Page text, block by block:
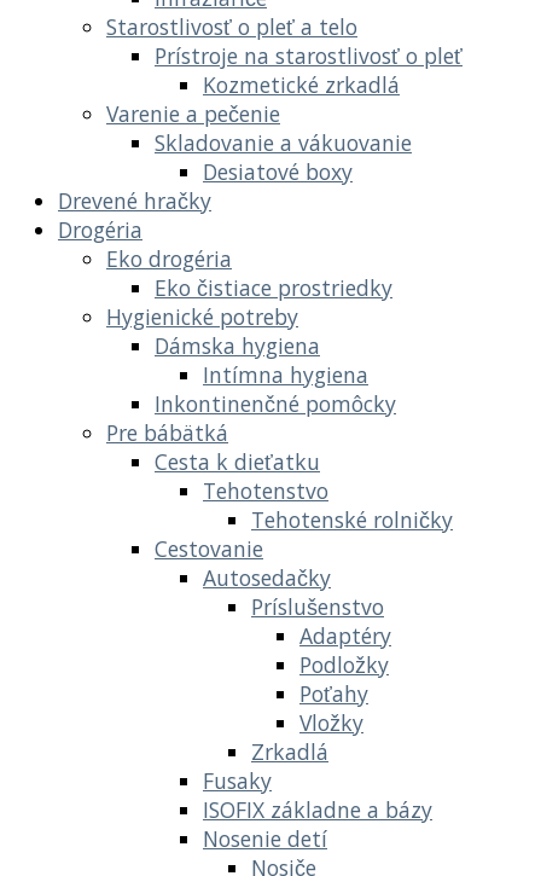
Starostlivosť o pleť a telo
Prístroje na starostlivosť o pleť
Kozmetické zrkadlá
Varenie a pečenie
Skladovanie a vákuovanie
Desiatové boxy
Drevené hračky
Drogéria
Eko drogéria
Eko čistiace prostriedky
Hygienické potreby
Dámska hygiena
Intímna hygiena
Inkontinenčné pomôcky
Pre bábätká
Cesta k dieťatku
Tehotenstvo
Tehotenské rolničky
Cestovanie
Autosedačky
Príslušenstvo
Adaptéry
Podložky
Poťahy
Vložky
Zrkadlá
Fusaky
ISOFIX základne a bázy
Nosenie detí
Nosiče